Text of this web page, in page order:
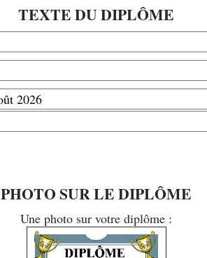
TEXTE DU DIPLÔME
PHOTO SUR LE DIPLÔME
Une photo sur votre diplôme :